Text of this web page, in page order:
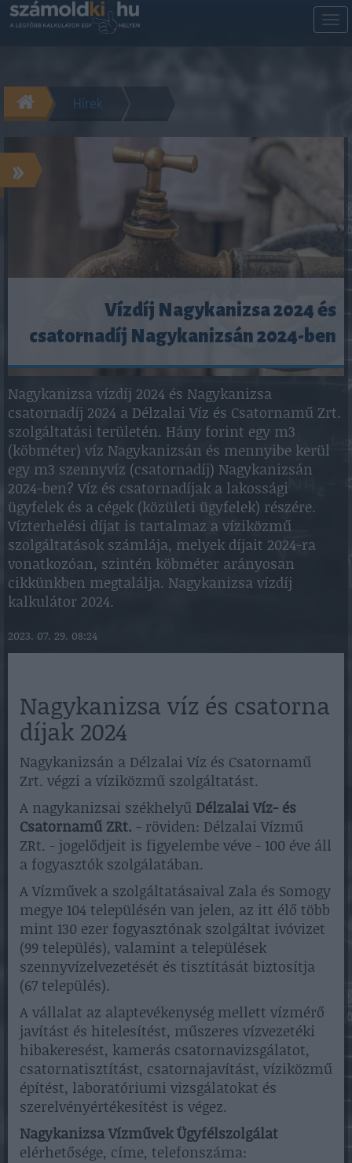
Hírek
»
Vízdíj Nagykanizsa 2024 és
csatornadíj Nagykanizsán 2024-ben
Nagykanizsa vízdíj 2024 és Nagykanizsa
csatornadíj 2024 a Délzalai Víz és Csatornamű Zrt.
szolgáltatási területén. Hány forint egy m3
(köbméter) víz Nagykanizsán és mennyibe kerül
egy m3 szennyvíz (csatornadíj) Nagykanizsán
2024-ben? Víz és csatornadíjak a lakossági
ügyfelek és a cégek (közületi ügyfelek) részére.
Vízterhelési díjat is tartalmaz a víziközmű
szolgáltatások számlája, melyek díjait 2024-ra
vonatkozóan, szintén köbméter arányosan
cikkünkben megtalálja. Nagykanizsa vízdíj
kalkulátor 2024.
2023. 07. 29. 08:24
Nagykanizsa víz és csatorna
díjak 2024
Nagykanizsán a Délzalai Víz és Csatornamű
Zrt. végzi a víziközmű szolgáltatást.
A nagykanizsai székhelyű Délzalai Víz- és
Csatornamű ZRt. - röviden: Délzalai Vízmű
ZRt. - jogelődjeit is figyelembe véve - 100 éve áll
a fogyasztók szolgálatában.
A Vízművek a szolgáltatásaival Zala és Somogy
megye 104 településén van jelen, az itt élő több
mint 130 ezer fogyasztónak szolgáltat ivóvizet
(99 település), valamint a települések
szennyvízelvezetését és tisztítását biztosítja
(67 település).
A vállalat az alaptevékenység mellett vízmérő
javítást és hitelesítést, műszeres vízvezetéki
hibakeresést, kamerás csatornavizsgálatot,
csatornatisztítást, csatornajavítást, víziközmű
építést, laboratóriumi vizsgálatokat és
szerelvényértékesítést is végez.
Nagykanizsa Vízművek Ügyfélszolgálat
elérhetősége, címe, telefonszáma: